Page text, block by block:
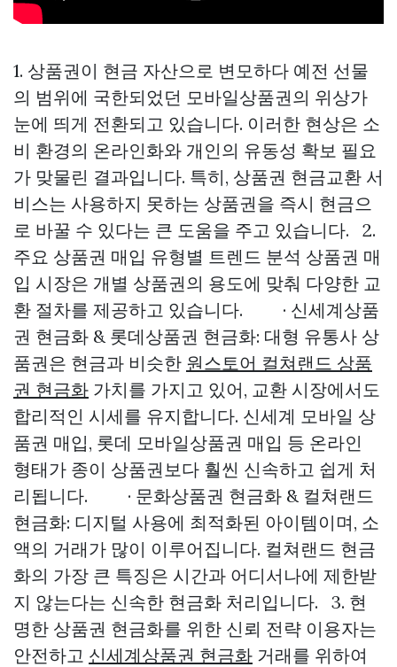
1. 상품권이 현금 자산으로 변모하다 예전 선물
의 범위에 국한되었던 모바일상품권의 위상가
눈에 띄게 전환되고 있습니다. 이러한 현상은 소
비 환경의 온라인화와 개인의 유동성 확보 필요
가 맞물린 결과입니다. 특히, 상품권 현금교환 서
비스는 사용하지 못하는 상품권을 즉시 현금으
로 바꿀 수 있다는 큰 도움을 주고 있습니다. 2.
주요 상품권 매입 유형별 트렌드 분석 상품권 매
입 시장은 개별 상품권의 용도에 맞춰 다양한 교
환 절차를 제공하고 있습니다. · 신세계상품
권 현금화 & 롯데상품권 현금화: 대형 유통사 상
품권은 현금과 비슷한 원스토어 컬쳐랜드 상품
권 현금화 가치를 가지고 있어, 교환 시장에서도
합리적인 시세를 유지합니다. 신세계 모바일 상
품권 매입, 롯데 모바일상품권 매입 등 온라인
형태가 종이 상품권보다 훨씬 신속하고 쉽게 처
리됩니다. · 문화상품권 현금화 & 컬쳐랜드
현금화: 디지털 사용에 최적화된 아이템이며, 소
액의 거래가 많이 이루어집니다. 컬쳐랜드 현금
화의 가장 큰 특징은 시간과 어디서나에 제한받
지 않는다는 신속한 현금화 처리입니다. 3. 현
명한 상품권 현금화를 위한 신뢰 전략 이용자는
안전하고 신세계상품권 현금화 거래를 위하여